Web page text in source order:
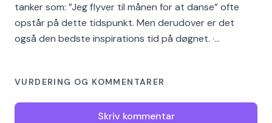
tanker som: ”Jeg flyver til månen for at danse” ofte
opstår på dette tidspunkt. Men derudover er det
også den bedste inspirations tid på døgnet. ·…
VURDERING OG KOMMENTARER
Skriv kommentar